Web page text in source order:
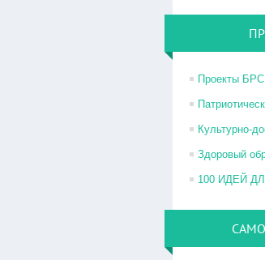
Проекты
Культурно-
Здоровый
100 ИДЕЙ